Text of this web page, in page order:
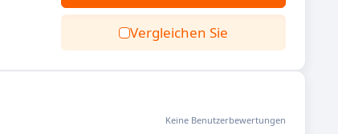
Vergleichen Sie
Keine Benutzerbewertungen